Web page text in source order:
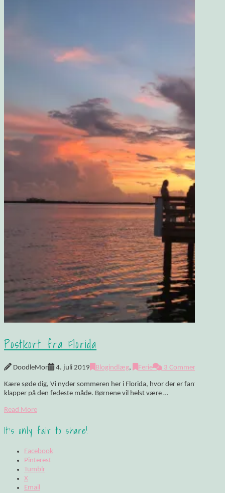
Postkort fra Florida
DoodleMor 4. juli 2019 Blogindlæg, Ferie 3 Comments
Kære søde dig, Vi nyder sommeren her i Florida, hvor der er fantastisk
klapper på den fedeste måde. Børnene vil helst være …
Read More
It's only fair to share!
Facebook
Pinterest
Tumblr
X
Email